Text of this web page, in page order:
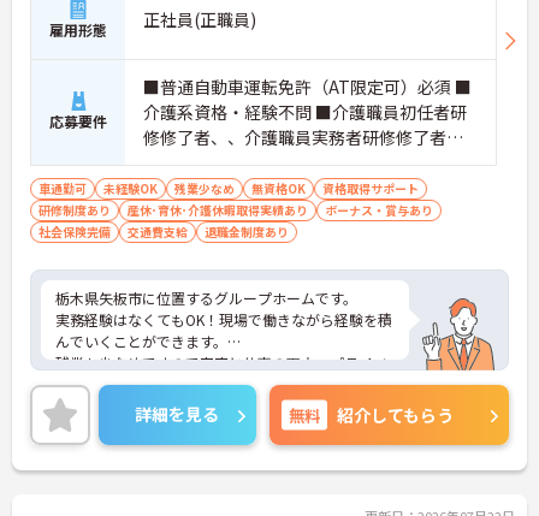
雇用形態 正社員(正職員)
応募要件
■普通自動車運転免許（AT限定可）必須 ■
介護系資格・経験不問 ■介護職員初任者研
修修了者、、介護職員実務者研修修了者、
介護福祉士あれば尚可
車通勤可 未経験OK 残業少なめ 無資格OK
資格取得サポート
研修制度あり
産休･育休･介護休暇取得実績あり
ボーナス・賞与あり
社会保険完備
交通費支給 退職金制度あり
栃木県矢板市に位置するグループホームです。
実務経験はなくてもOK！現場で働きながら経験を積
んでいくことができます。
残業も少なめですので家庭と仕事の両立、プライベ
ートも充実出来ます。
ご興味をお持ちの方はお気軽にお問い合わせくださ
い。
詳細を見る 無料 紹介してもらう